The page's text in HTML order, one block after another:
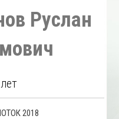
Руслан
2018